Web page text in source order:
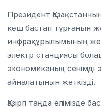
Президент
көш бастап тұрғанын
инфрақұрылымының
электр станциясы
экономиканың сенімді
айналатынын жеткізді.
Қазіргі таңда елімізде